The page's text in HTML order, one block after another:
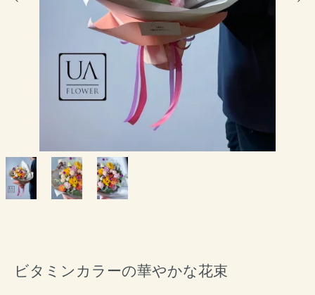
ビタミンカラーの華やかな花束